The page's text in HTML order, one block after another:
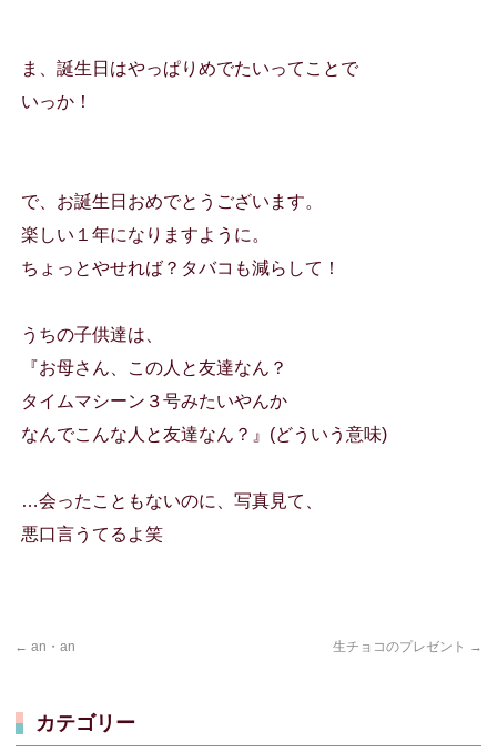
ま、誕生日はやっぱりめでたいってことで
いっか！
で、お誕生日おめでとうございます。
楽しい１年になりますように。
ちょっとやせれば？タバコも減らして！
うちの子供達は、
『お母さん、この人と友達なん？
タイムマシーン３号みたいやんか
なんでこんな人と友達なん？』(どういう意味)
…会ったこともないのに、写真見て、
悪口言うてるよ笑
← an・an 生チョコのプレゼント →
カテゴリー